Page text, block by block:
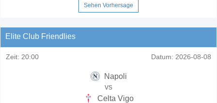
Sehen Vorhersage
Elite Club Friendlies
Zeit: 20:00 Datum: 2026-08-08
Napoli
vs
Celta Vigo